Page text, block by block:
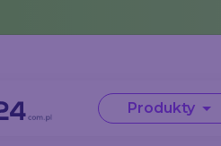
Produkty